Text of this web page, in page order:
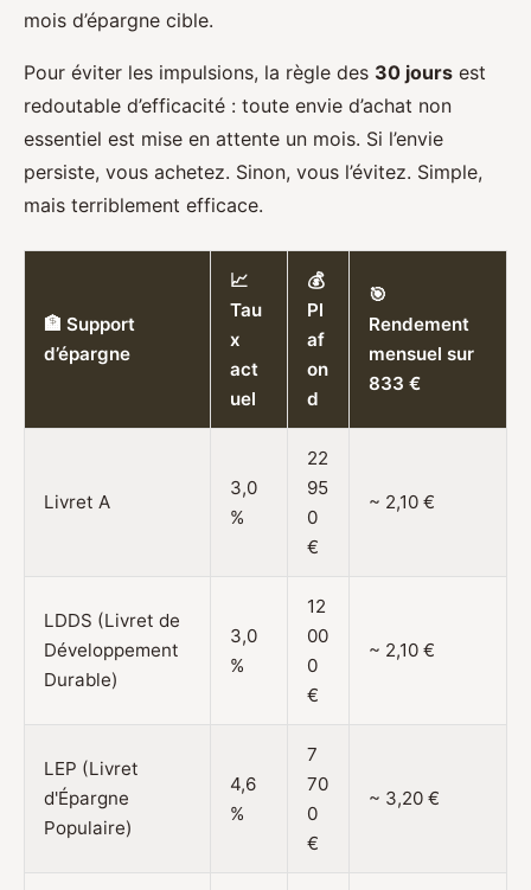
mois d’épargne cible.
Pour éviter les impulsions, la règle des 30 jours est
redoutable d’efficacité : toute envie d’achat non
essentiel est mise en attente un mois. Si l’envie
persiste, vous achetez. Sinon, vous l’évitez. Simple,
mais terriblement efficace.
🏦 Support
d’épargne
📈
Tau
x
act
uel
💰
Pl
af
on
d
🎯
Rendement
mensuel sur
833 €
Livret A
3,0
%
22
95
0
€
~ 2,10 €
LDDS (Livret de
Développement
Durable)
3,0
%
12
00
0
€
~ 2,10 €
LEP (Livret
d'Épargne
Populaire)
4,6
%
7
70
0
€
~ 3,20 €